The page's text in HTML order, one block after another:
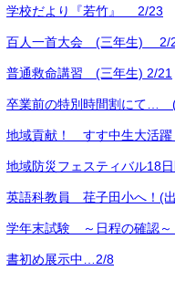
学校だより『若竹』 2/23
百人一首大会 (三年生) 2/
普通救命講習 (三年生) 2/21
卒業前の特別時間割にて…
地域貢献！ すす中生大活躍
地域防災フェスティバル18
英語科教員 荏子田小へ！(
学年末試験 ～日程の確認
書初め展示中…2/8